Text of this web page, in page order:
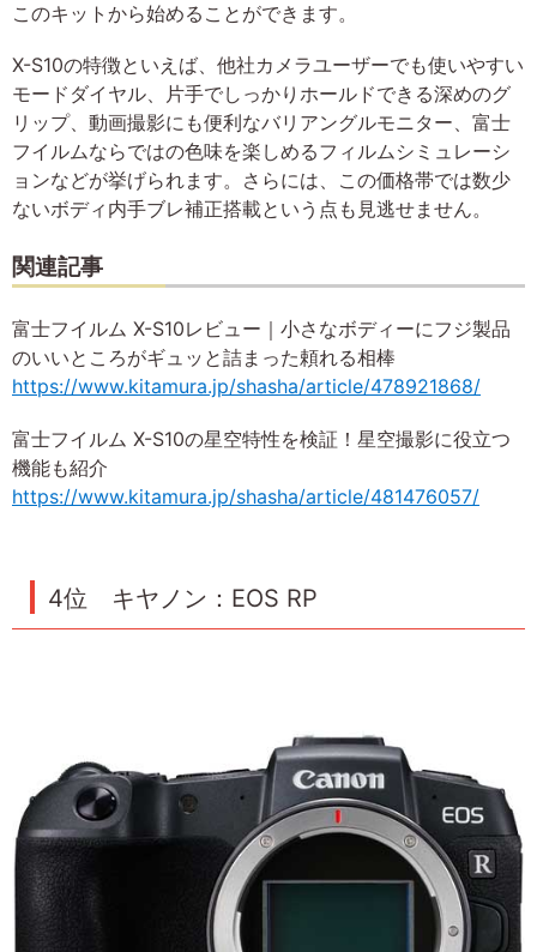
このキットから始めることができます。
X-S10の特徴といえば、他社カメラユーザーでも使いやすい
モードダイヤル、片手でしっかりホールドできる深めのグ
リップ、動画撮影にも便利なバリアングルモニター、富士
フイルムならではの色味を楽しめるフィルムシミュレーシ
ョンなどが挙げられます。さらには、この価格帯では数少
ないボディ内手ブレ補正搭載という点も見逃せません。
関連記事
富士フイルム X-S10レビュー｜小さなボディーにフジ製品
のいいところがギュッと詰まった頼れる相棒
https://www.kitamura.jp/shasha/article/478921868/
富士フイルム X-S10の星空特性を検証！星空撮影に役立つ
機能も紹介
https://www.kitamura.jp/shasha/article/481476057/
4位 キヤノン：EOS RP